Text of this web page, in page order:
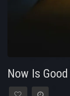
Now Is